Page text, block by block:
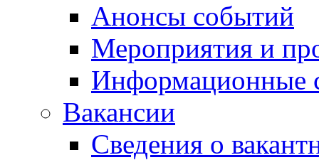
Анонсы событий
Мероприятия и
Информационные
Вакансии
Сведения о